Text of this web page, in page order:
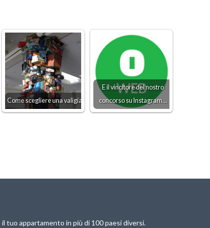
Come scegliere una valigia
E il vincitore del nostro
concorso su Instagram…
il tuo appartamento in più di 100 paesi diversi.